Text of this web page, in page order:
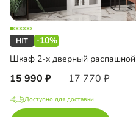
-10%
Шкаф 2-х дверный
15 990 17 770
Доступно для доставки